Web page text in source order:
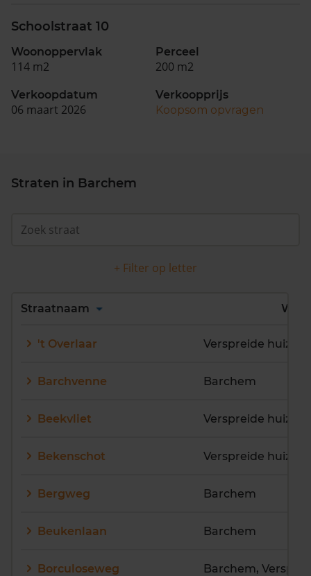
Schoolstraat 10
Woonoppervlak
114 m2
Perceel
200 m2
Verkoopdatum
06 maart 2026
Verkoopprijs
Koopsom opvragen
Straten in Barchem
+ Filter op letter
Alles
Q
R U
Straatnaam Wijk
't Overlaar
Barchvenne Barchem
Beekvliet
Bekenschot
Bergweg Barchem
Beukenlaan Barchem
Borculoseweg